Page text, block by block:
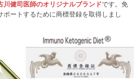
川健司医師のオリジナルブランドです。免
ートするために商標登録を取得しまし